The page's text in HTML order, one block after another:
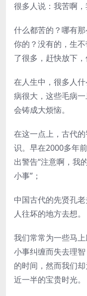
很多人说：我苦啊
什么都苦的？哪有
你的？没有的，生
了很多，赶快放下，
在人生中，很多人
病很大，这些毛病
会铸成大烦恼。
在这一点上，古代
识。早在2000多年
出警告“注意啊，我
小事”；
中国古代的先贤孔
人往坏的地方去想。
我们常常为一些马
小事纠缠而失去理
的时间，然而我们
近一半的宝贵时光。